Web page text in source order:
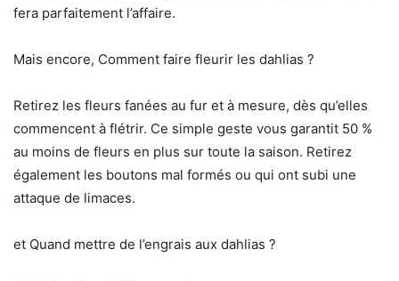
fera parfaitement l’affaire.
Mais encore, Comment faire fleurir les dahlias ?
Retirez les fleurs fanées au fur et à mesure, dès qu’elles
commencent à flétrir. Ce simple geste vous garantit 50 %
au moins de fleurs en plus sur toute la saison. Retirez
également les boutons mal formés ou qui ont subi une
attaque de limaces.
et Quand mettre de l’engrais aux dahlias ?